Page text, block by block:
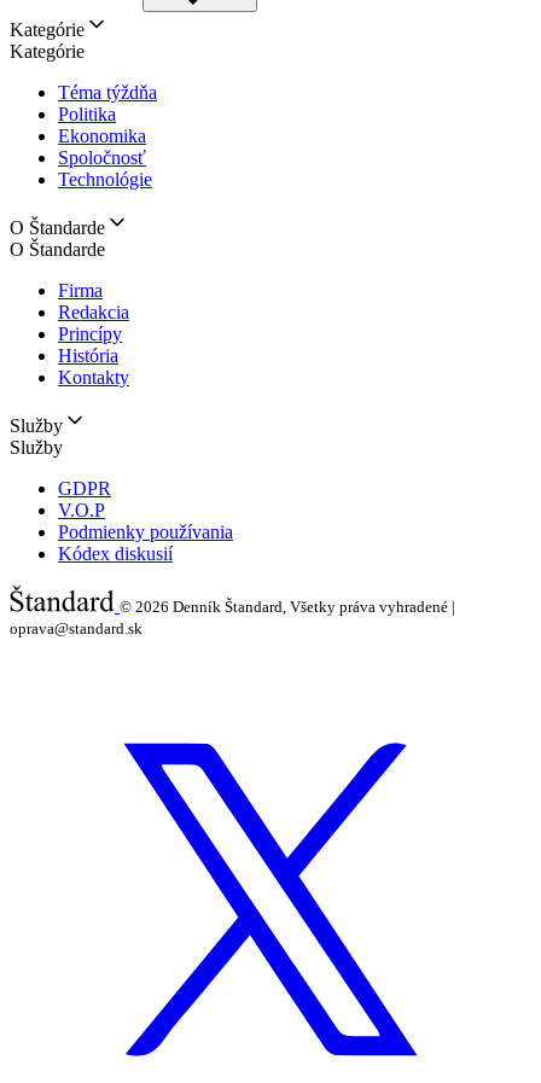
Kategórie
Kategórie
Téma týždňa
Politika
Ekonomika
Spoločnosť
Technológie
O Štandarde
O Štandarde
Firma
Redakcia
Princípy
História
Kontakty
Služby
Služby
GDPR
V.O.P
Podmienky používania
Kódex diskusií
© 2026 Denník Štandard, Všetky práva vyhradené |
oprava@standard.sk